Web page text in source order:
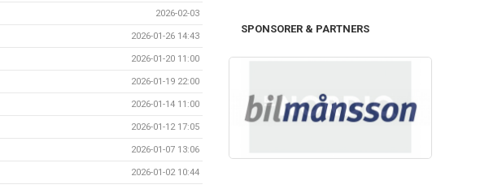
2026-02-03
2026-01-26 14:43
2026-01-20 11:00
2026-01-19 22:00
2026-01-14 11:00
2026-01-12 17:05
2026-01-07 13:06
2026-01-02 10:44
SPONSORER & PARTNERS